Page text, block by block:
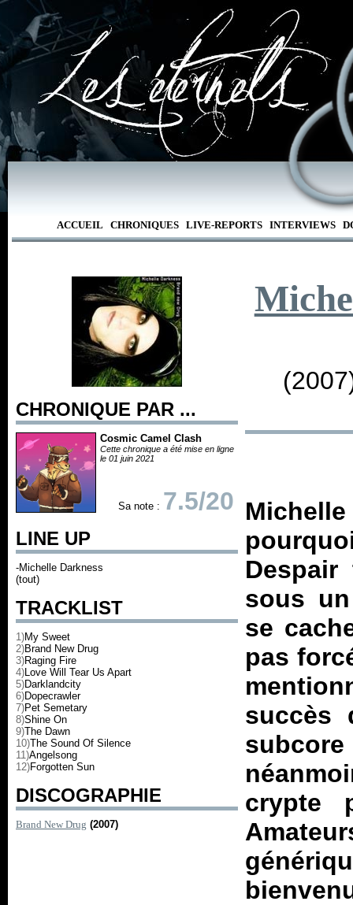
ACCUEIL CHRONIQUES LIVE-REPORTS INTERVIEWS
CHRONIQUE PAR ...
Cosmic Camel Clash
Cette chronique a été mise en ligne
le 01 juin 2021
Sa note : 7.5/20
LINE UP
-Michelle Darkness
(tout)
TRACKLIST
1)My Sweet
2)Brand New Drug
3)Raging Fire
4)Love Will Tear Us Apart
5)Darklandcity
6)Dopecrawler
7)Pet Semetary
8)Shine On
9)The Dawn
10)The Sound Of Silence
11)Angelsong
12)Forgotten Sun
DISCOGRAPHIE
Brand New Drug (2007)
sous
se
pas
succès
crypte